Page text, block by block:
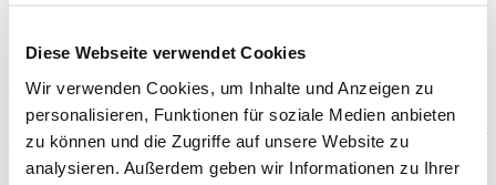
Diese Webseite verwendet Cookies
Wir verwenden Cookies, um Inhalte und Anzeigen zu
personalisieren, Funktionen für soziale Medien anbieten
zu können und die Zugriffe auf unsere Website zu
analysieren. Außerdem geben wir Informationen zu Ihrer
Behandlung vorgestellt hat. Nach jeder Behandlung wachsen die
angenehmer und auch einfacher, da sich die Haare leichter lösen.
Für besonders schmerzempfindliche Menschen ist es vielleicht
dennoch ratsam, eine Schmerztablette vor der allerersten
Anwendung einzunehmen. Die entfernten Haare wachsen drei